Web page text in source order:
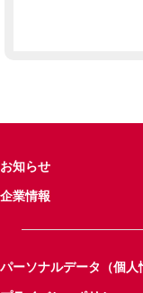
お知らせ
企業情報
パーソナルデータ（個人